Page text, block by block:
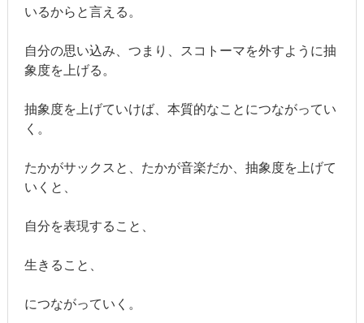
いるからと言える。
自分の思い込み、つまり、スコトーマを外すように抽
象度を上げる。
抽象度を上げていけば、本質的なことにつながってい
く。
たかがサックスと、たかが音楽だか、抽象度を上げて
いくと、
自分を表現すること、
生きること、
につながっていく。